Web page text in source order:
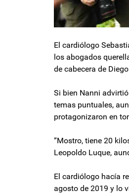
El cardiólogo
los abogados
de cabecera de
Si bien Nanni
temas puntuales,
protagonizaron en
“Mostro, tiene 20
Leopoldo Luque,
El cardiólogo hacía
agosto de 2019 y lo